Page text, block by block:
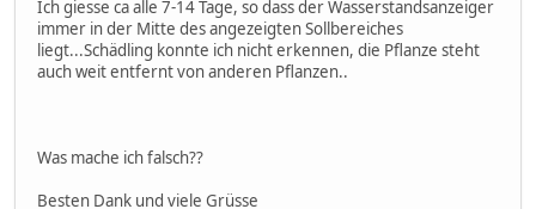
Ich giesse ca alle 7-14 Tage, so dass der Wasserstandsanzeiger
immer in der Mitte des angezeigten Sollbereiches
liegt...Schädling konnte ich nicht erkennen, die Pflanze steht
auch weit entfernt von anderen Pflanzen..
Was mache ich falsch??
Besten Dank und viele Grüsse